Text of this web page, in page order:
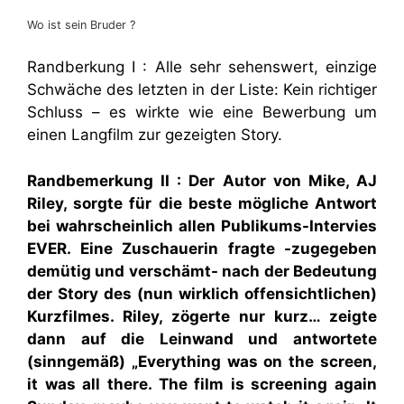
Wo ist sein Bruder ?
Randberkung I : Alle sehr sehenswert, einzige
Schwäche des letzten in der Liste: Kein richtiger
Schluss – es wirkte wie eine Bewerbung um
einen Langfilm zur gezeigten Story.
Randbemerkung II : Der Autor von Mike, AJ
Riley, sorgte für die beste mögliche Antwort
bei wahrscheinlich allen Publikums-Intervies
EVER. Eine Zuschauerin fragte -zugegeben
demütig und verschämt- nach der Bedeutung
der Story des (nun wirklich offensichtlichen)
Kurzfilmes. Riley, zögerte nur kurz… zeigte
dann auf die Leinwand und antwortete
(sinngemäß) „Everything was on the screen,
it was all there. The film is screening again